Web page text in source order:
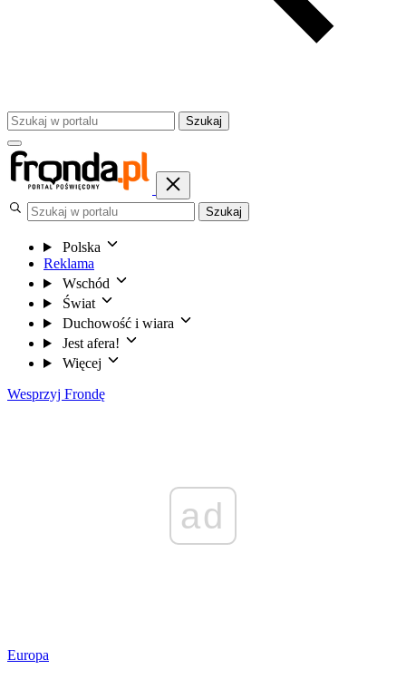
Szukaj
Szukaj
Polska
Reklama
Wschód
Świat
Duchowość i wiara
Jest afera!
Więcej
Wesprzyj Frondę
ad
Europa